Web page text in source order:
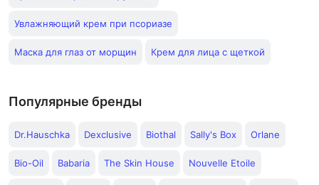
Увлажняющий крем при псориазе
Маска для глаз от морщин Крем для лица с щеткой
Популярные бренды
Dr.Hauschka Dexclusive Biothal Sally's Box Orlane
Bio-Oil Babaria The Skin House Nouvelle Etoile